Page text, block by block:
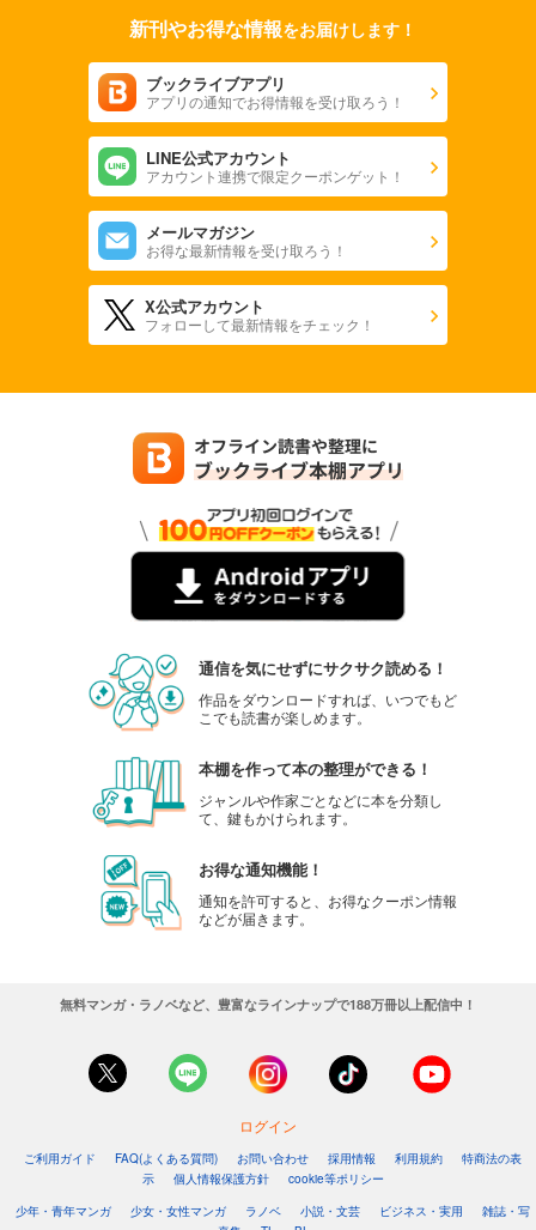
あらすじを表示する
へるぱる 2022年3・4月
1,480円 (税込)
あらすじを表示する
へるぱる 2022年1・2月
あらすじを表示する
1,480円 (税込)
あらすじを表示する
へるぱる 2021年9・10月
1,480円 (税込)
あらすじを表示する
1,480円 (税込)
へるぱる 2021年5・6月
あらすじを表示する
へるぱる 2021年3・4月
1,480 円 (税込)
新刊やお得な情報をお届けします！
ブックライブアプリ
アプリの通知でお得情報を受け取ろう！
LINE公式アカウント
アカウント連携で限定クーポンゲット！
メールマガジン
お得な最新情報を受け取ろう！
X公式アカウント
フォローして最新情報をチェック！
通信を気にせずにサクサク読める！
作品をダウンロードすれば、いつでもど
こでも読書が楽しめます。
本棚を作って本の整理ができる！
ジャンルや作家ごとなどに本を分類し
て、鍵もかけられます。
お得な通知機能！
通知を許可すると、お得なクーポン情報
などが届きます。
無料マンガ・ラノベなど、豊富なラインナップで188万冊以上配信中！
ログイン
ご利用ガイド FAQ(よくある質問) お問い合わせ 採用情報 利用規約
特商法の表
示
個人情報保護方針
cookie等ポリシー
少年・青年マンガ
少女・女性マンガ ラノベ 小説・文芸 ビジネス・実用
雑誌・写